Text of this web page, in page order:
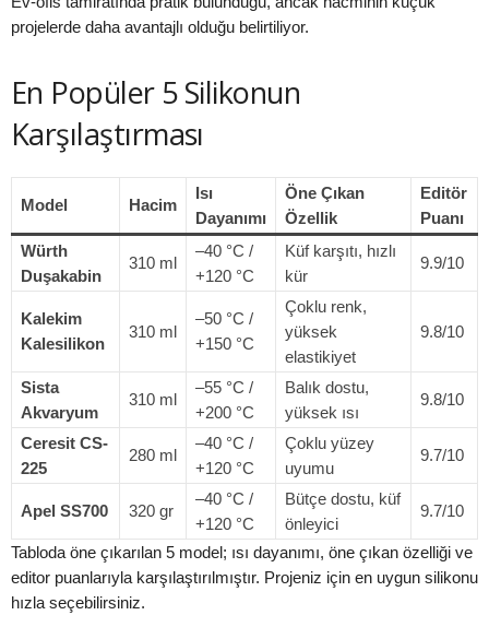
projelerde daha avantajlı olduğu belirtiliyor.
En Popüler 5 Silikonun
Karşılaştırması
Model Hacim
Isı
Dayanımı
Öne Çıkan
Özellik
Editör
Puanı
Würth
Duşakabin
310 ml
–40 °C /
+120 °C
Küf karşıtı, hızlı
kür
9.9/10
Kalekim
Kalesilikon
310 ml
–50 °C /
+150 °C
Çoklu renk,
yüksek
elastikiyet
9.8/10
Sista
Akvaryum
310 ml
–55 °C /
+200 °C
Balık dostu,
yüksek ısı
9.8/10
Ceresit CS-
225
280 ml
–40 °C /
+120 °C
Çoklu yüzey
uyumu
9.7/10
Apel SS700 320 gr
–40 °C /
+120 °C
Bütçe dostu, küf
önleyici
9.7/10
Tabloda öne çıkarılan 5 model; ısı dayanımı, öne çıkan özelliği ve
editor puanlarıyla karşılaştırılmıştır. Projeniz için en uygun silikonu
hızla seçebilirsiniz.